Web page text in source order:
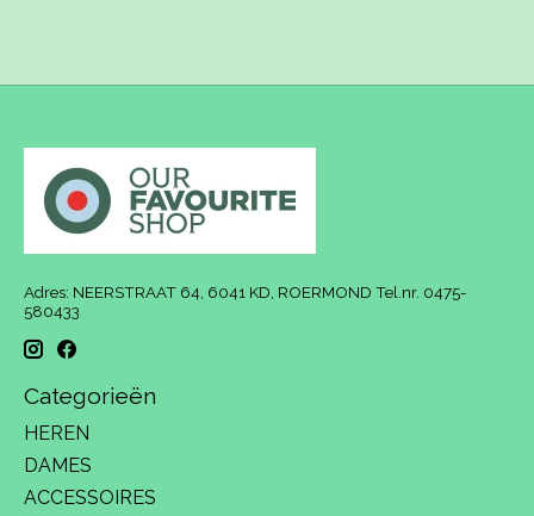
Adres: NEERSTRAAT 64, 6041 KD, ROERMOND Tel.nr. 0475-
580433
Categorieën
HEREN
DAMES
ACCESSOIRES